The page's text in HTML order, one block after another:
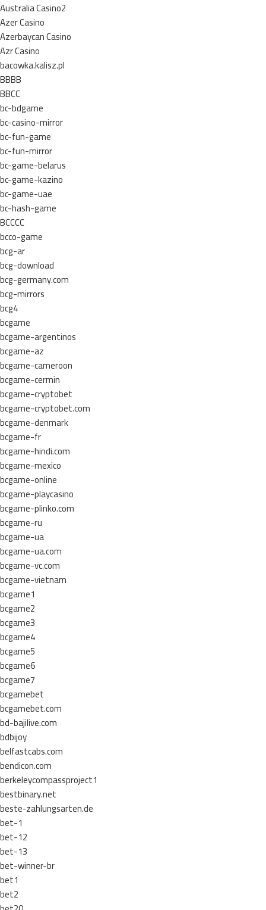
Australia Casino2
Azer Casino
Azerbaycan Casino
Azr Casino
bacowka.kalisz.pl
BBBB
BBCC
bc-bdgame
bc-casino-mirror
bc-fun-game
bc-fun-mirror
bc-game-belarus
bc-game-kazino
bc-game-uae
bc-hash-game
BCCCC
bcco-game
bcg-ar
bcg-download
bcg-germany.com
bcg-mirrors
bcg4
bcgame
bcgame-argentinos
bcgame-az
bcgame-cameroon
bcgame-cermin
bcgame-cryptobet
bcgame-cryptobet.com
bcgame-denmark
bcgame-fr
bcgame-hindi.com
bcgame-mexico
bcgame-online
bcgame-playcasino
bcgame-plinko.com
bcgame-ru
bcgame-ua
bcgame-ua.com
bcgame-vc.com
bcgame-vietnam
bcgame1
bcgame2
bcgame3
bcgame4
bcgame5
bcgame6
bcgame7
bcgamebet
bcgamebet.com
bd-bajilive.com
bdbijoy
belfastcabs.com
bendicon.com
berkeleycompassproject1
bestbinary.net
beste-zahlungsarten.de
bet-1
bet-12
bet-13
bet-winner-br
bet1
bet2